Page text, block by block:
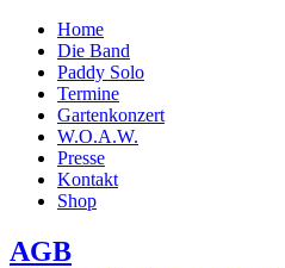
Home
Die Band
Paddy Solo
Termine
Gartenkonzert
W.O.A.W.
Presse
Kontakt
Shop
AGB